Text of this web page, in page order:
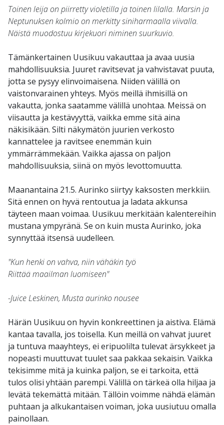
Toinen leija on piirretty violetilla ja toinen lilalla. Marsin ja
Neptunuksen kolmio on merkitty siniharmaalla viivalla.
Näistä muodostuu kirjekuori niminen suurkuvio.
Tämänkertainen Uusikuu vakauttaa ja avaa uusia
mahdollisuuksia. Juuret ravitsevat ja vahvistavat puuta,
jotta se pysyy elinvoimaisena. Niiden välillä on
vaistonvarainen yhteys. Myös meillä ihmisillä on
vakautta, jonka saatamme välillä unohtaa. Meissä on
viisautta ja kestävyyttä, vaikka emme sitä aina
näkisikään. Silti näkymätön juurien verkosto
kannattelee ja ravitsee enemmän kuin
ymmärrämmekään. Vaikka ajassa on paljon
mahdollisuuksia, siinä on myös levottomuutta.
Maanantaina 21.5. Aurinko siirtyy kaksosten merkkiin.
Sitä ennen on hyvä rentoutua ja ladata akkunsa
täyteen maan voimaa. Uusikuu merkitään kalentereihin
mustana ympyränä. Se on kuin musta Aurinko, joka
synnyttää itsensä uudelleen.
"Kun henki on vahva, niin vähäkin työ
Riittää maailman luomiseen"
-Juice Leskinen, Musta aurinko nousee
Härän Uusikuu on hyvin konkreettinen ja aistiva. Elämä
kantaa tavalla, jos toisella. Kun meillä on vahvat juuret
ja tuntuva maayhteys, ei eripuolilta tulevat ärsykkeet ja
nopeasti muuttuvat tuulet saa pakkaa sekaisin. Vaikka
tekisimme mitä ja kuinka paljon, se ei tarkoita, että
tulos olisi yhtään parempi. Välillä on tärkeä olla hiljaa ja
levätä tekemättä mitään. Tällöin voimme nähdä elämän
puhtaan ja alkukantaisen voiman, joka uusiutuu omalla
painollaan.